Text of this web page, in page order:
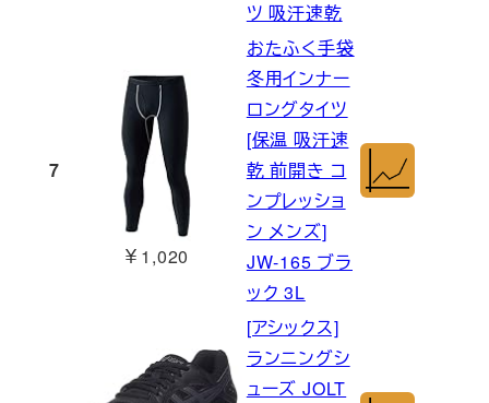
ツ 吸汗速乾
7
￥1,020
おたふく手袋
冬用インナー
ロングタイツ
[保温 吸汗速
乾 前開き コ
ンプレッショ
ン メンズ]
JW-165 ブラ
ック 3L
[アシックス]
ランニングシ
ューズ JOLT